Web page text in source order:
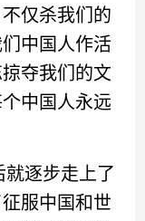
仅杀我们的
中国人作活
夺我们的文
中国人永远
逐步走上了
服中国和世